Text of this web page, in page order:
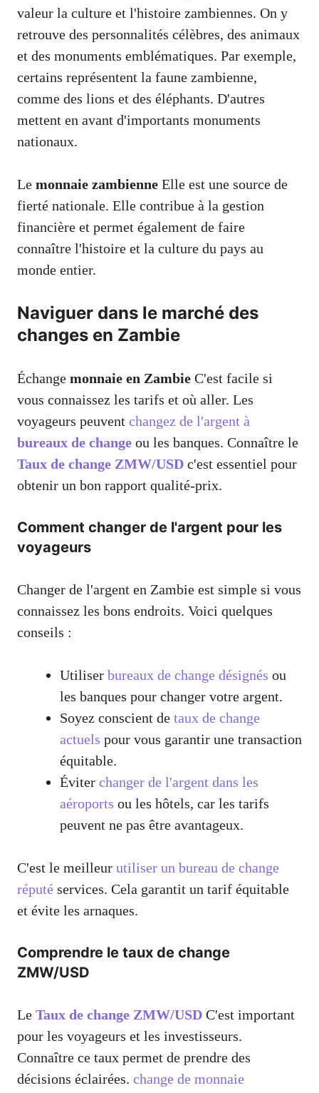
valeur la culture et l'histoire zambiennes. On y
retrouve des personnalités célèbres, des animaux
et des monuments emblématiques. Par exemple,
certains représentent la faune zambienne,
comme des lions et des éléphants. D'autres
mettent en avant d'importants monuments
nationaux.
Le monnaie zambienne Elle est une source de
fierté nationale. Elle contribue à la gestion
financière et permet également de faire
connaître l'histoire et la culture du pays au
monde entier.
Naviguer dans le marché des
changes en Zambie
Échange monnaie en Zambie C'est facile si
vous connaissez les tarifs et où aller. Les
voyageurs peuvent changez de l'argent à
bureaux de change ou les banques. Connaître le
Taux de change ZMW/USD c'est essentiel pour
obtenir un bon rapport qualité-prix.
Comment changer de l'argent pour les
voyageurs
Changer de l'argent en Zambie est simple si vous
connaissez les bons endroits. Voici quelques
conseils :
Utiliser bureaux de change désignés ou
les banques pour changer votre argent.
Soyez conscient de taux de change
actuels pour vous garantir une transaction
équitable.
Éviter changer de l'argent dans les
aéroports ou les hôtels, car les tarifs
peuvent ne pas être avantageux.
C'est le meilleur utiliser un bureau de change
réputé services. Cela garantit un tarif équitable
et évite les arnaques.
Comprendre le taux de change
ZMW/USD
Le Taux de change ZMW/USD C'est important
pour les voyageurs et les investisseurs.
Connaître ce taux permet de prendre des
décisions éclairées. change de monnaie